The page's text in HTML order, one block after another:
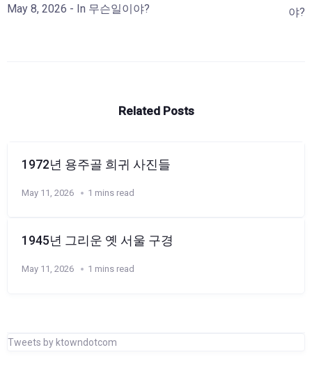
May 8, 2026 - In 무슨일이야?
야?
Related Posts
1972년 용주골 희귀 사진들
May 11, 2026 1 mins read
1945년 그리운 옛 서울 구경
May 11, 2026 1 mins read
Tweets by ktowndotcom